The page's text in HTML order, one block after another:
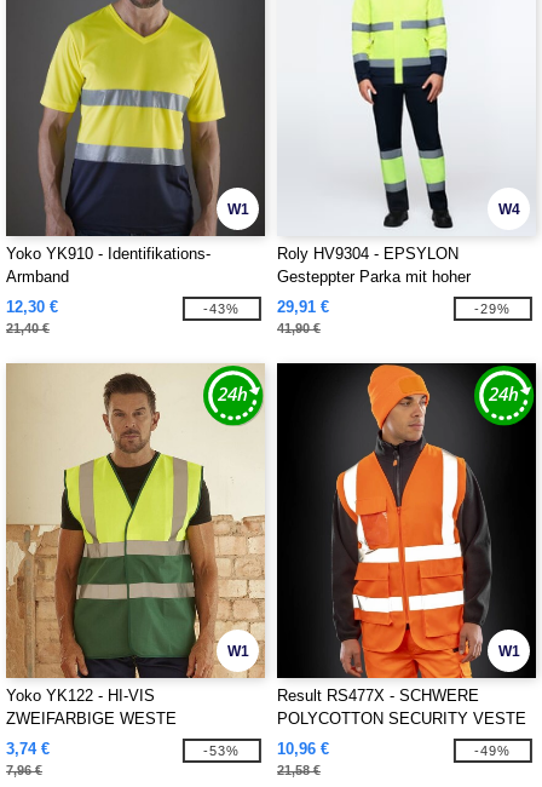
W1
Yoko YK910 - Identifikations-
Armband
12,30 €
21,40 €
-43%
W4
Roly HV9304 - EPSYLON
Gesteppter Parka mit hoher
Sichtbarkeit
29,91 €
41,90 €
-29%
W1
Yoko YK122 - HI-VIS
ZWEIFARBIGE WESTE
3,74 €
7,96 €
-53%
W1
Result RS477X - SCHWERE
POLYCOTTON SECURITY VESTE
10,96 €
21,58 €
-49%